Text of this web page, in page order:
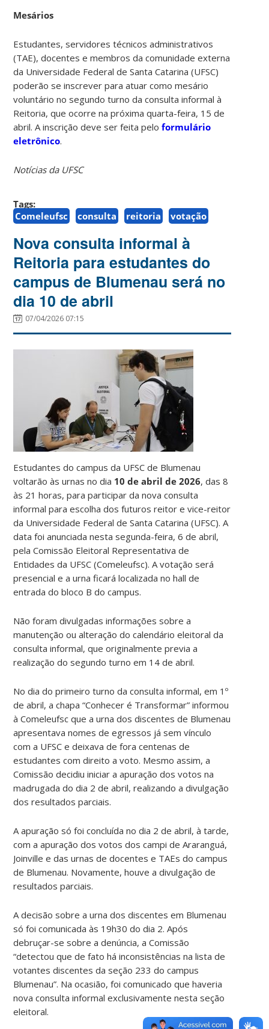
Mesários
Estudantes, servidores técnicos administrativos
(TAE), docentes e membros da comunidade externa
da Universidade Federal de Santa Catarina (UFSC)
poderão se inscrever para atuar como mesário
voluntário no segundo turno da consulta informal à
Reitoria, que ocorre na próxima quarta-feira, 15 de
abril. A inscrição deve ser feita peloformulário
eletrônico.
Notícias da UFSC
Tags:
Comeleufsc
consulta reitoria votação
Nova consulta informal à
Reitoria para estudantes do
campus de Blumenau será no
dia 10 de abril
07/04/2026 07:15
Estudantes do campus da UFSC de Blumenau
voltarão às urnas no dia 10 de abril de 2026, das 8
às 21 horas, para participar da nova consulta
informal para escolha dos futuros reitor e vice-reitor
da Universidade Federal de Santa Catarina (UFSC). A
data foi anunciada nesta segunda-feira, 6 de abril,
pela Comissão Eleitoral Representativa de
Entidades da UFSC (Comeleufsc). A votação será
presencial e a urna ficará localizada no hall de
entrada do bloco B do campus.
Não foram divulgadas informações sobre a
manutenção ou alteração do calendário eleitoral da
consulta informal, que originalmente previa a
realização do segundo turno em 14 de abril.
No dia do primeiro turno da consulta informal, em 1º
de abril, a chapa “Conhecer é Transformar” informou
à Comeleufsc que a urna dos discentes de Blumenau
apresentava nomes de egressos já sem vínculo
com a UFSC e deixava de fora centenas de
estudantes com direito a voto. Mesmo assim, a
Comissão decidiu iniciar a apuração dos votos na
madrugada do dia 2 de abril, realizando a divulgação
dos resultados parciais.
A apuração só foi concluída no dia 2 de abril, à tarde,
com a apuração dos votos dos campi de Araranguá,
Joinville e das urnas de docentes e TAEs do campus
de Blumenau. Novamente, houve a divulgação de
resultados parciais.
A decisão sobre a urna dos discentes em Blumenau
só foi comunicada às 19h30 do dia 2. Após
debruçar-se sobre a denúncia, a Comissão
“detectou que de fato há inconsistências na lista de
votantes discentes da seção 233 do campus
Blumenau”. Na ocasião, foi comunicado que haveria
nova consulta informal exclusivamente nesta seção
eleitoral.